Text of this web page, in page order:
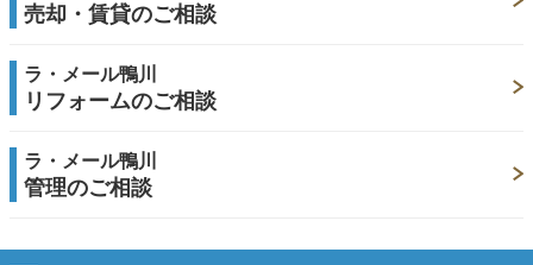
売却・賃貸のご相談
ラ・メール鴨川
リフォームのご相談
ラ・メール鴨川
管理のご相談